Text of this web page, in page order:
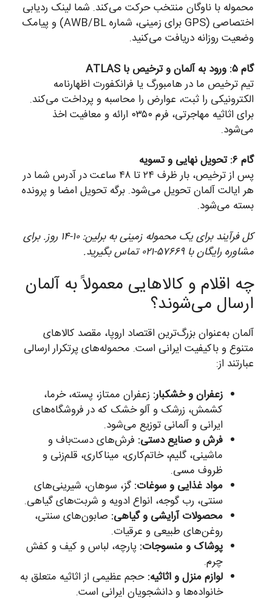
محموله با ناوگان منتخب حرکت می‌کند. شما لینک ردیابی
اختصاصی (GPS برای زمینی، شماره AWB/BL) و پیامک
وضعیت روزانه دریافت می‌کنید.
گام ۵: ورود به آلمان و ترخیص با ATLAS
تیم ترخیص ما در هامبورگ یا فرانکفورت اظهارنامه
الکترونیکی را ثبت، عوارض را محاسبه و پرداخت می‌کند.
برای اثاثیه مهاجرتی، فرم ۰۳۵۰ ارائه و معافیت اخذ
می‌شود.
گام ۶: تحویل نهایی و تسویه
پس از ترخیص، بار ظرف ۲۴ تا ۴۸ ساعت در آدرس شما در
هر ایالت آلمان تحویل می‌شود. برگه تحویل امضا و پرونده
بسته می‌شود.
کل فرآیند برای یک محموله زمینی به برلین: ۱۰-۱۴ روز. برای
مشاوره رایگان با ۵۷۶۶۹-۰۲۱ تماس بگیرید.
چه اقلام و کالاهایی معمولاً به آلمان
ارسال می‌شوند؟
آلمان به‌عنوان بزرگ‌ترین اقتصاد اروپا، مقصد کالاهای
متنوع و باکیفیت ایرانی است. محموله‌های پرتکرار ارسالی
عبارتند از:
زعفران و خشکبار: زعفران ممتاز، پسته، خرما،
کشمش، زرشک و آلو خشک که در فروشگاه‌های
ایرانی و آلمانی توزیع می‌شود.
فرش و صنایع دستی: فرش‌های دست‌باف و
ماشینی، گلیم، خاتم‌کاری، میناکاری، قلم‌زنی و
ظروف مسی.
مواد غذایی و سوغات: گز، سوهان، شیرینی‌های
سنتی، رب گوجه، انواع ادویه و شربت‌های گیاهی.
محصولات آرایشی و گیاهی: صابون‌های سنتی،
روغن‌های طبیعی و عرقیات.
پوشاک و منسوجات: پارچه، لباس و کیف و کفش
چرم.
لوازم منزل و اثاثیه: حجم عظیمی از اثاثیه متعلق به
خانواده‌ها و دانشجویان ایرانی است.